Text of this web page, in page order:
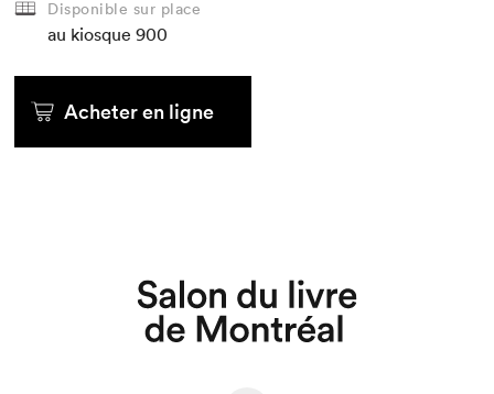
Que cherchez-vous?
Disponible sur place
au kiosque 900
Acheter en ligne